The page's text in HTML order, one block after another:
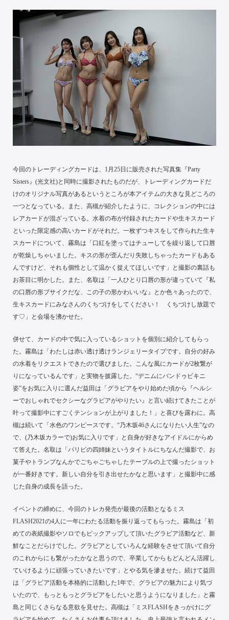
今回のトレーディングカードは、1月25日に販売された写真集『Party
Sisters』(光文社)と同時に撮影されたものだが、トレーディングカードだ
けのオリジナル写真があるというところが本アイテムの大きな見どころの
一つとなっている。また、高槻が紹介したように、コレクションの中には
レアカードが混ざっている。水着の布が付録されたカードや生キスカード
といった限定感の高いカードがそれだ。一枚ずつキスをして作られた生キ
スカードについて、霧島は「口紅を塗ってはチューしてを繰り返して口唇
が乾燥しちゃいました。キスの形が歪んだり失敗しちゃったカードもある
んですけど、それも個性として温かく捉えてほしいです」と撮影の裏話も
お茶目に明かした。また、名取は「一人ひとり口唇の形が違っていて『私
の口唇の形ブサイクだな、この子の形かわいいな』とか色々あったので、
生キスカードにみなさんのくちづけをしてください！ くちづけし放題で
す♡」と会場を沸かせた。
併せて、カードの中で気に入っているショットを個別に紹介してもらっ
た。霧島は「わたしは赤い透け透けランジェリータイプです。自分の好み
の水着をリクエストできたので選びました。こんな風にカードが2枚繋が
りになっているんです」と実物を披露した。“デニムにバンドゥビキニ
姿”をお気に入りに選んだ益田は「グラビアをやり始めた頃から『ヘルシ
ーでおしゃれでセクシーなグラビアがやりたい』と言い続けてきたことが
叶って撮影中にすごくテンションが上がりました！」と喜びを露わに。高
槻は続いて「水色のワンピースです。“乃木坂46さんになりたい人生”なの
で、(乃木坂カラーで)お気に入りです」と自身が好きなアイドルにからめ
て答えた。名取は「パリピの四姉妹というタイトルにちなんだ撮影で、お
菓子やトランプなんかでごちゃごちゃしたテーブルの上で撮ったショット
が一番好きです。新しい自分を引き出せたかなと思います」と撮影中に感
じた自身の成長を語った。
イベントの締めに、今回のトレカ発売が最後の活動となるミス
FLASH2021の4人に一年にわたる活動を振り返ってもらった。霧島は「初
めての表紙撮影やソロでもピックアップして頂いたグラビア活動など、新
鮮なことだらけでした。グラビアとしていろんな経験をさせて頂いて自分
のこれからにも繋がったかなと思うので、卒業してからもどんどん活躍し
ていけるように頑張っていきたいです」とやる気を滲ませた。続けて益田
は「グラビア活動を本格的に活動した1年で、グラビアの魅力により気づ
いたので、もっともっとグラビアをしたいと思うようになりました」と霧
島と同じくさらなる意欲を見せた。高槻は「ミスFLASHをきっかけにグ